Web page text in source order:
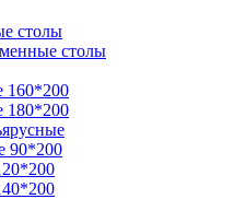
столы
столы
160*200
180*200
90*200